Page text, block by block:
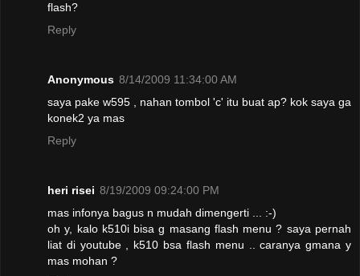
flash?
Reply
Anonymous 8/14/2009 11:34:00 AM
saya pake w595 , nahan tombol 'c' itu buat ap? kok saya ga
konek2 ya mas
Reply
heri risei 8/19/2009 09:24:00 PM
mas infonya bagus n mudah dimengerti ... :-)
oh y, kalo k510i bisa g masang flash menu ? saya pernah
liat di youtube , k510 bsa flash menu .. caranya gmana y
mas mohan ?